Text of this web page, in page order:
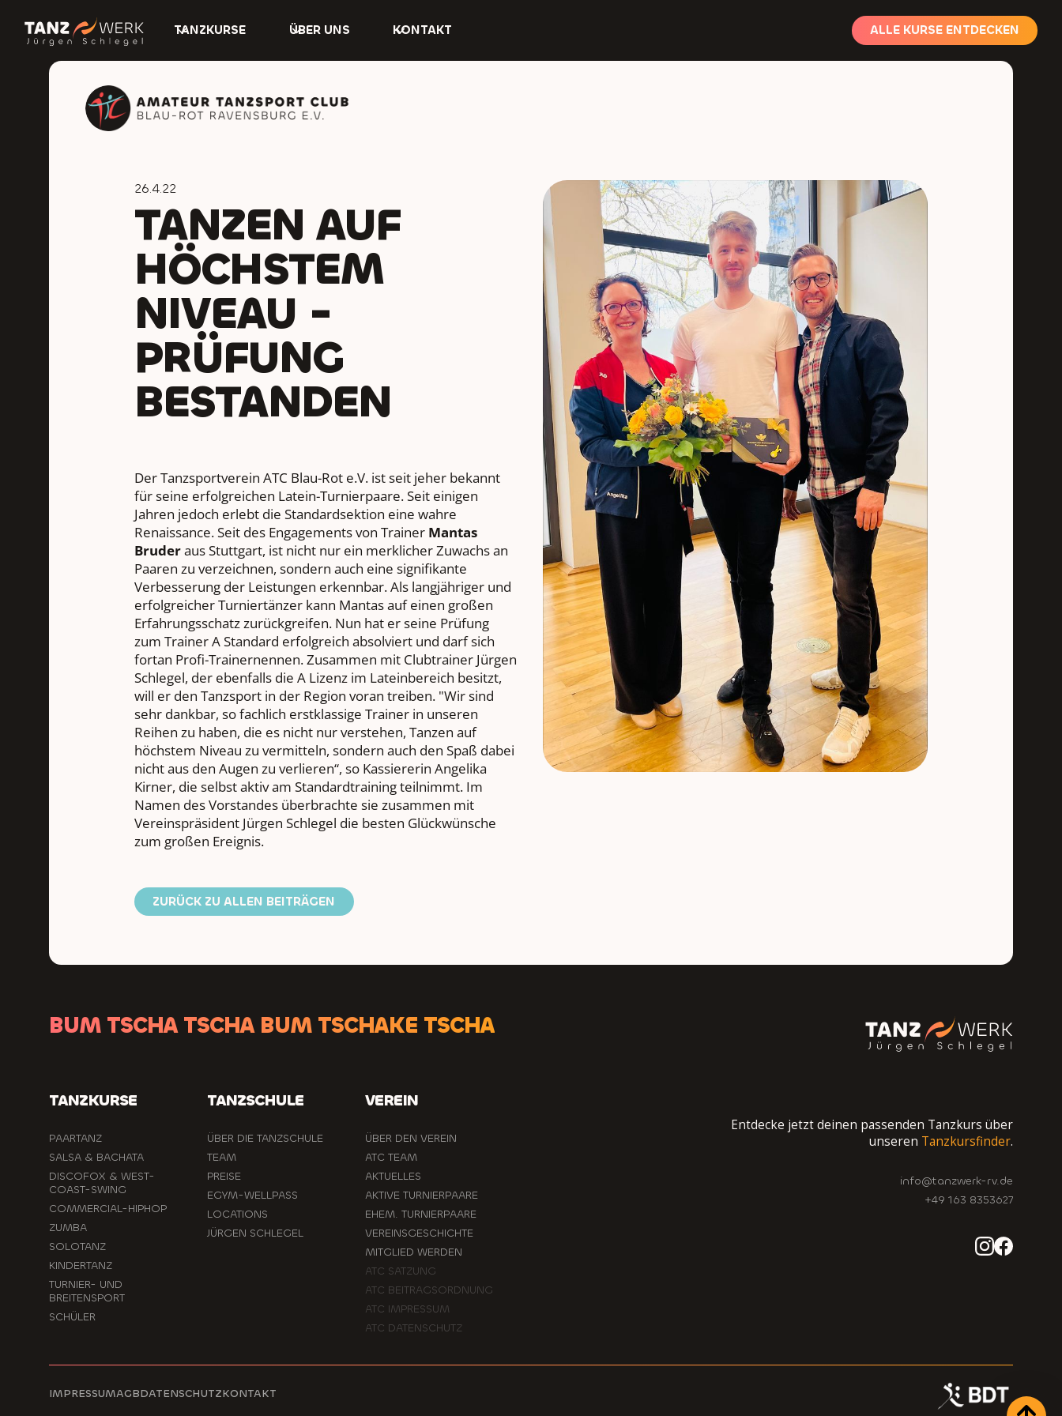
TANZKURSE ÜBER UNS KONTAKT ALLE KURSE ENTDECKEN
26.4.22
TANZEN AUF
HÖCHSTEM
NIVEAU -
PRÜFUNG
BESTANDEN
Der Tanzsportverein ATC Blau-Rot e.V. ist seit jeher bekannt
für seine erfolgreichen Latein-Turnierpaare. Seit einigen
Jahren jedoch erlebt die Standardsektion eine wahre
Renaissance. Seit des Engagements von Trainer Mantas
Bruderaus Stuttgart, ist nicht nur ein merklicher Zuwachs an
Paaren zu verzeichnen, sondern auch eine signifikante
Verbesserung der Leistungen erkennbar. Als langjähriger und
erfolgreicher Turniertänzer kann Mantas auf einen großen
Erfahrungsschatz zurückgreifen. Nun hat er seine Prüfung
zum Trainer A Standard erfolgreich absolviert und darf sich
fortan Profi-Trainernennen. Zusammen mit Clubtrainer Jürgen
Schlegel, der ebenfalls die A Lizenz im Lateinbereich besitzt,
will er den Tanzsport in der Region voran treiben. "Wir sind
sehr dankbar, so fachlich erstklassige Trainer in unseren
Reihen zu haben, die es nicht nur verstehen, Tanzen auf
höchstem Niveau zu vermitteln, sondern auch den Spaß dabei
nicht aus den Augen zu verlieren“, so Kassiererin Angelika
Kirner, die selbst aktiv am Standardtraining teilnimmt. Im
Namen des Vorstandes überbrachte sie zusammen mit
Vereinspräsident Jürgen Schlegel die besten Glückwünsche
zum großen Ereignis.
ZURÜCK ZU ALLEN BEITRÄGEN
BUM TSCHA TSCHA BUM TSCHAKE TSCHA
TANZKURSE
PAARTANZ
SALSA & BACHATA
DISCOFOX & WEST-
COAST-SWING
COMMERCIAL-HIPHOP
ZUMBA
SOLOTANZ
KINDERTANZ
TURNIER- UND
BREITENSPORT
SCHÜLER
TANZSCHULE
ÜBER DIE TANZSCHULE
TEAM
PREISE
EGYM-WELLPASS
LOCATIONS
JÜRGEN SCHLEGEL
VEREIN
ÜBER DEN VEREIN
ATC TEAM
AKTUELLES
AKTIVE TURNIERPAARE
EHEM. TURNIERPAARE
VEREINSGESCHICHTE
MITGLIED WERDEN
ATC SATZUNG
ATC BEITRAGSORDNUNG
ATC IMPRESSUM
ATC DATENSCHUTZ
Entdecke jetzt deinen passenden Tanzkurs über
unseren Tanzkursfinder.
info@tanzwerk-rv.de
+49 163 8353627
IMPRESSUMAGBDATENSCHUTZKONTAKT